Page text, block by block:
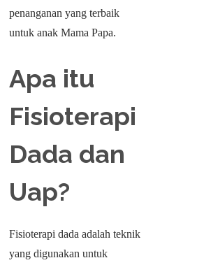
penanganan yang terbaik
untuk anak Mama Papa.
Apa itu
Fisioterapi
Dada dan
Uap?
Fisioterapi dada adalah teknik
yang digunakan untuk